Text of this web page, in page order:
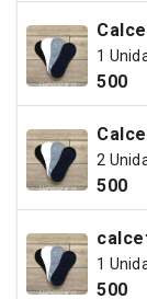
1
500
2
500
1
500